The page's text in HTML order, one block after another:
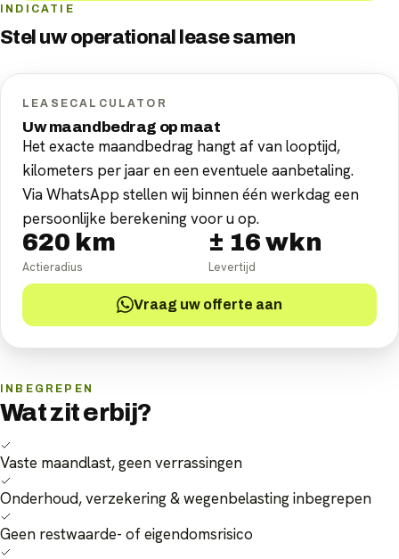
INDICATIE
Stel uwoperational leasesamen
LEASECALCULATOR
Uw maandbedrag op maat
Het exacte maandbedrag hangt af van looptijd,
kilometers per jaar en een eventuele aanbetaling.
Via WhatsApp stellen wij binnen één werkdag een
persoonlijke berekening voor u op.
620 km
Actieradius
± 16 wkn
Levertijd
Vraag uw offerte aan
INBEGREPEN
Wat zit erbij?
Vaste maandlast, geen verrassingen
Onderhoud, verzekering & wegenbelasting inbegrepen
Geen restwaarde- of eigendomsrisico